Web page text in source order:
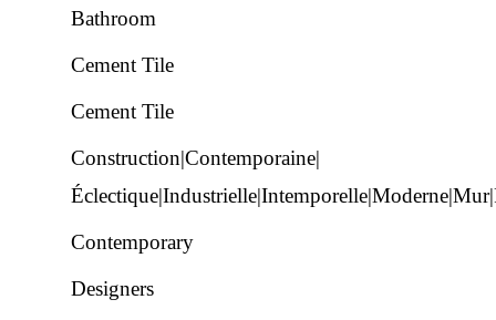
Bathroom
Cement Tile
Cement Tile
Construction|Contemporaine|
Contemporary
Designers